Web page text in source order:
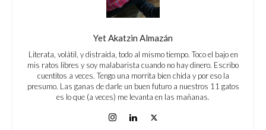
Yet Akatzin Almazán
Literata, volátil, y distraída, todo al mismo tiempo. Toco el bajo en
mis ratos libres y soy malabarista cuando no hay dinero. Escribo
cuentitos a veces. Tengo una morrita bien chida y por eso la
presumo. Las ganas de darle un buen futuro a nuestros 11 gatos
es lo que (a veces) me levanta en las mañanas.